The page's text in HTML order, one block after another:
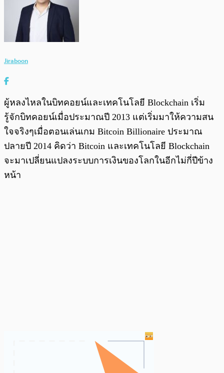
Jiraboon
ผู้หลงไหลในบิทคอยน์และเทคโนโลยี Blockchain เริ่ม
รู้จักบิทคอยน์เมื่อประมาณปี 2013 แต่เริ่มมาให้ความสน
ใจจริงๆเมื่อตอนเล่นเกม Bitcoin Billionaire ประมาณ
ปลายปี 2014 คิดว่า Bitcoin และเทคโนโลยี Blockchain
จะมาเปลี่ยนแปลงระบบการเงินของโลกในอีกไม่กี่ปีข้าง
หน้า